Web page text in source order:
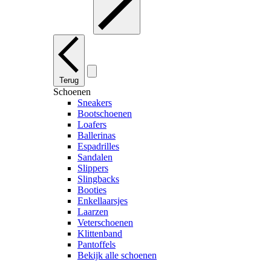
Terug
Schoenen
Sneakers
Bootschoenen
Loafers
Ballerinas
Espadrilles
Sandalen
Slippers
Slingbacks
Booties
Enkellaarsjes
Laarzen
Veterschoenen
Klittenband
Pantoffels
Bekijk alle schoenen